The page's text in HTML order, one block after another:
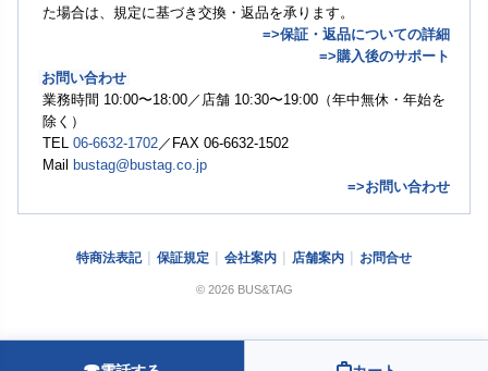
た場合は、規定に基づき交換・返品を承ります。
=>保証・返品についての詳細
=>購入後のサポート
お問い合わせ
業務時間 10:00〜18:00／店舗 10:30〜19:00（年中無休・年始を
除く）
TEL 06-6632-1702 ／FAX 06-6632-1502
Mail bustag@bustag.co.jp
=>お問い合わせ
特商法表記 保証規定 会社案内 店舗案内 お問合せ
© 2026 BUS&TAG